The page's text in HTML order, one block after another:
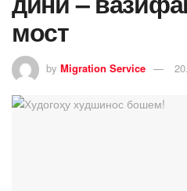
мост
by Migration Service